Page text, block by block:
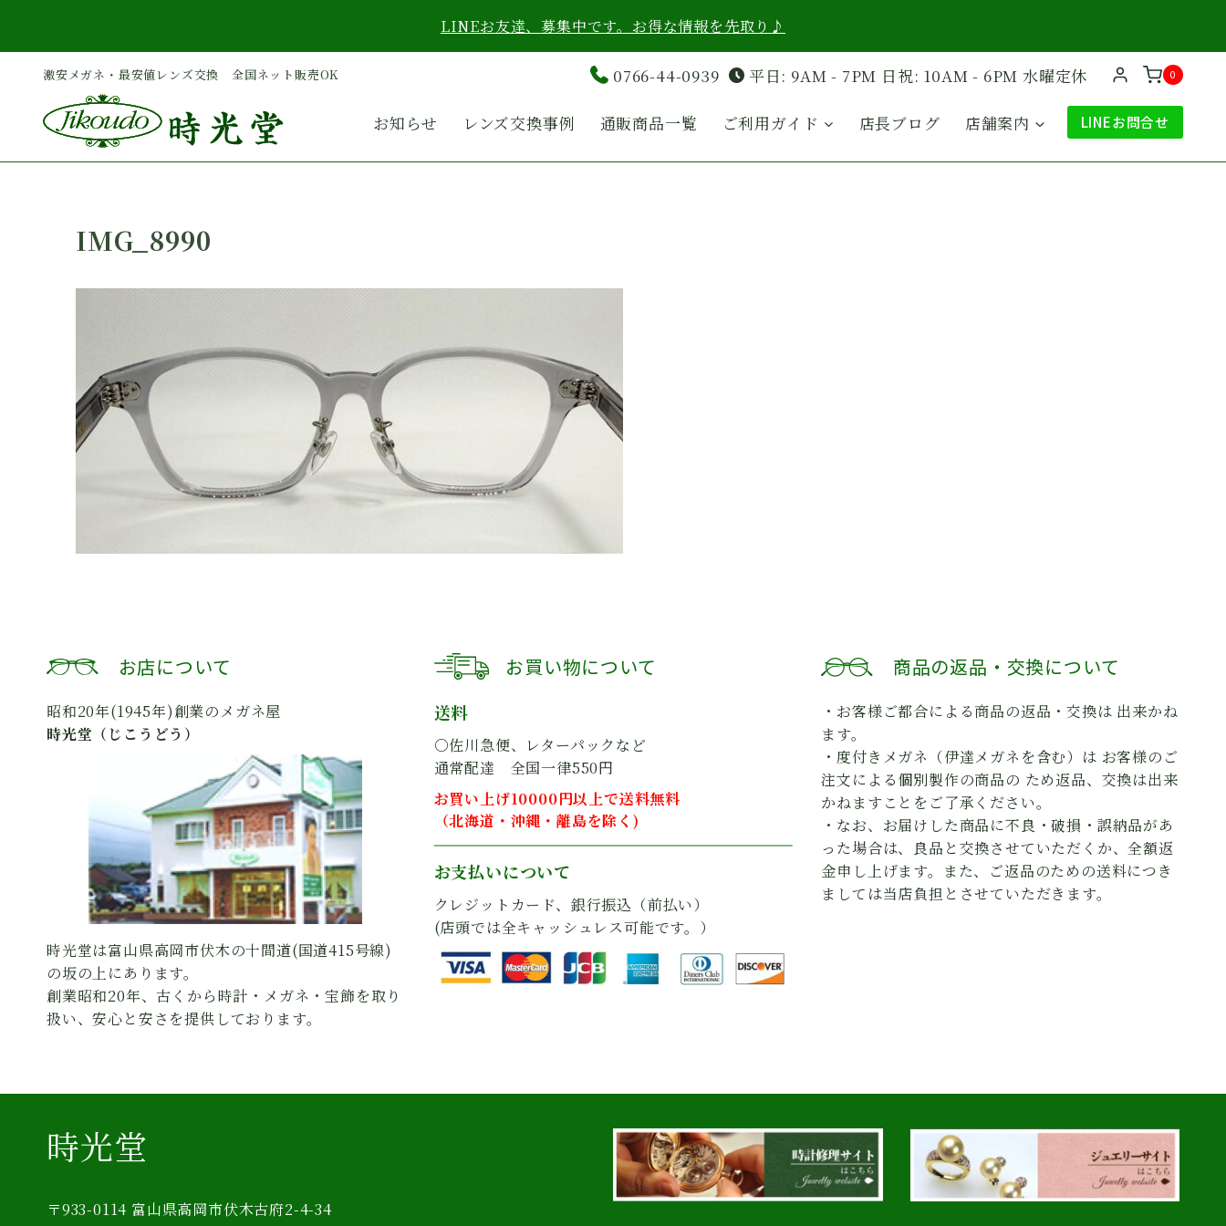
を
LINEお友達、募集中です。お得な情報を先取り♪
激安メガネ・最安値レンズ交換 全国ネット販売OK 0766-44-0939 平日: 9AM - 7PM 日祝: 10AM - 6PM 水曜定休 0
お知らせ レンズ交換事例 通販商品一覧 ご利用ガイド 店長ブログ 店舗案内 LINEお問合せ
IMG_8990
お店について
昭和20年(1945年)創業のメガネ屋
時光堂（じこうどう）
時光堂は富山県高岡市伏木の十間道(国道415号線)
の坂の上にあります。
創業昭和20年、古くから時計・メガネ・宝飾を取り
扱い、安心と安さを提供しております。
お買い物について
送料
○佐川急便、レターパックなど
通常配達 全国一律550円
お買い上げ10000円以上で送料無料
（北海道・沖縄・離島を除く)
お支払いについて
クレジットカード、銀行振込（前払い）
(店頭では全キャッシュレス可能です。）
商品の返品・交換について
・お客様ご都合による商品の返品・交換は 出来かね
ます。
・度付きメガネ（伊達メガネを含む）は お客様のご
注文による個別製作の商品の ため返品、交換は出来
かねますことをご了承ください。
・なお、お届けした商品に不良・破損・誤納品があ
った場合は、良品と交換させていただくか、全額返
金申し上げます。また、ご返品のための送料につき
ましては当店負担とさせていただきます。
時光堂
〒933-0114 富山県高岡市伏木古府2-4-34